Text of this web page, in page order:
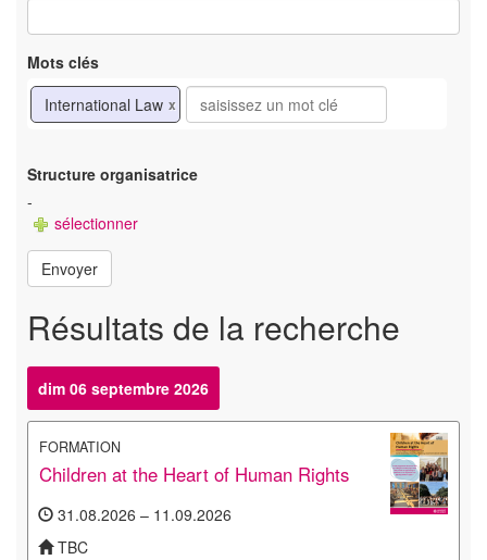
Mots clés
International Law x
Structure organisatrice
-
sélectionner
Envoyer
Résultats de la recherche
dim 06 septembre 2026
FORMATION
Children at the Heart of Human Rights
31.08.2026 – 11.09.2026
TBC